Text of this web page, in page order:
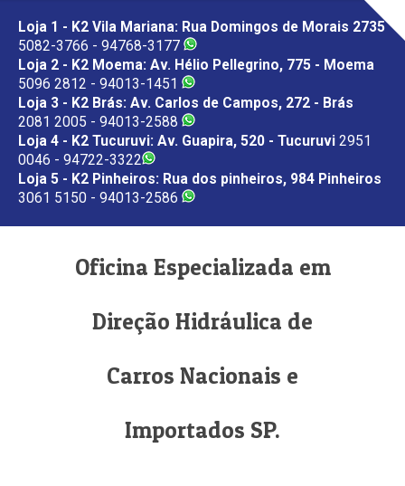
Loja 1 - K2 Vila Mariana: Rua Domingos de Morais 2735
5082-3766 - 94768-3177
Loja 2 - K2 Moema: Av. Hélio Pellegrino, 775 - Moema
5096 2812 - 94013-1451
Loja 3 - K2 Brás: Av. Carlos de Campos, 272 - Brás
2081 2005 - 94013-2588
Loja 4 - K2 Tucuruvi: Av. Guapira, 520 - Tucuruvi 2951
0046 - 94722-3322
Loja 5 - K2 Pinheiros: Rua dos pinheiros, 984 Pinheiros
3061 5150 - 94013-2586
Oficina Especializada em
Direção Hidráulica de
Carros Nacionais e
Importados SP.